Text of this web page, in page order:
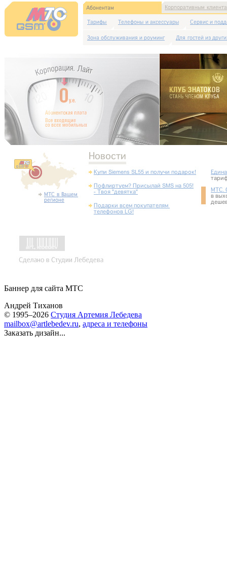
Баннер для сайта МТС
Андрей Тиханов
© 1995–2026 Студия Артемия Лебедева
mailbox@artlebedev.ru, адреса и телефоны
Заказать дизайн...